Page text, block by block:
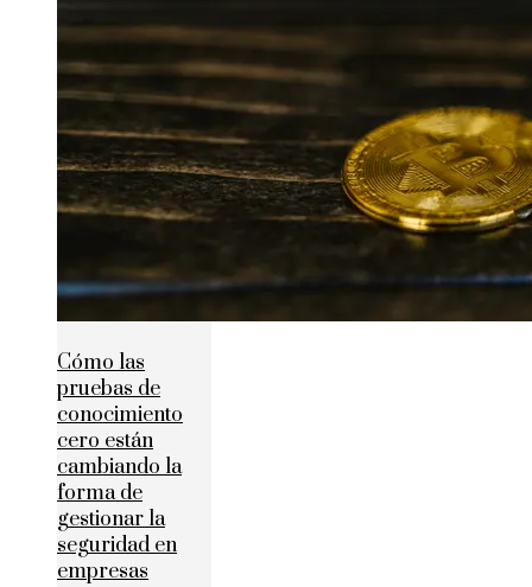
Cómo las
pruebas de
conocimiento
cero están
cambiando la
forma de
gestionar la
seguridad en
empresas